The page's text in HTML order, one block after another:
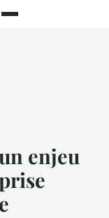
enjeu